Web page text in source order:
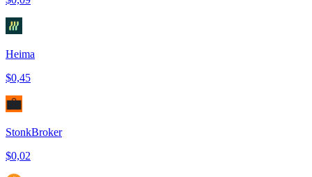
Heima
$0,45
StonkBroker
$0,02